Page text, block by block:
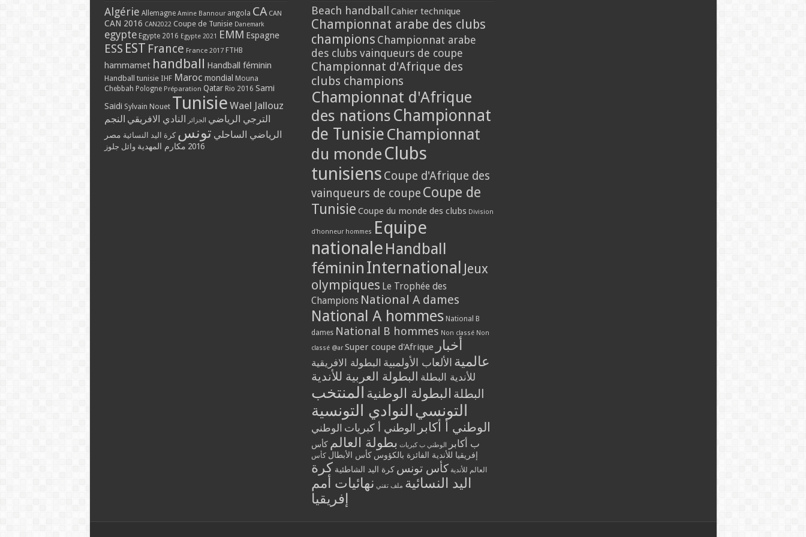
Algérie Allemagne Amine Bannour angola CA CAN
CAN 2016 CAN2022 Coupe de Tunisie Danemark
egypte Egypte 2016 Egypte 2021 EMM Espagne
ESS EST France France 2017 FTHB
hammamet handball Handball féminin
Handball tunisie IHF Maroc mondial Mouna
Chebbah Pologne Préparation Qatar Rio 2016 Sami
Saidi Sylvain Nouet Tunisie Wael Jallouz
الترجي الرياضي الجزائر النادي الافريقي النجم
الرياضي الساحلي تونس كرة اليد النسائية مصر
2016 مكارم المهدية وائل جلوز
Beach handball Cahier technique
Championnat arabe des clubs
champions Championnat arabe
des clubs vainqueurs de coupe
Championnat d'Afrique des
clubs champions
Championnat d'Afrique
des nations Championnat
de Tunisie Championnat
du monde Clubs
tunisiens Coupe d'Afrique des
vainqueurs de coupe Coupe de
Tunisie Coupe du monde des clubs Division
d'honneur hommes Equipe
nationale Handball
féminin International Jeux
olympiques Le Trophée des
Champions National A dames
National A hommes National B
dames National B hommes Non classé Non
classé @ar Super coupe d'Afrique أخبار
عالمية الألعاب الأولمبية البطولة الافريقية
للأندية البطلة البطولة العربية للأندية
البطلة البطولة الوطنية المنتخب
التونسي النوادي التونسية
الوطني أ أكابر الوطني أ كبريات الوطني
ب أكابر
الوطني ب كبريات بطولة العالم كأس
إفريقيا للأندية الفائزة بالكؤوس كأس الأبطال كأس
العالم للأندية كأس تونس كرة اليد الشاطئية كرة
اليد النسائية ملف تقني نهائيات أمم
إفريقيا